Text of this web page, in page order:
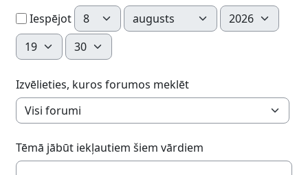
IespējotDiena Mēnesis
Gads
Stunda
Minūte
Izvēlieties, kuros forumos meklēt
Tēmā jābūt iekļautiem šiem vārdiem